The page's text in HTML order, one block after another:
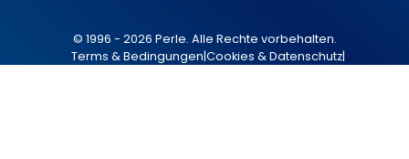
© 1996 - 2026 Perle. Alle Rechte vorbehalten.
Terms & Bedingungen|Cookies & Datenschutz|